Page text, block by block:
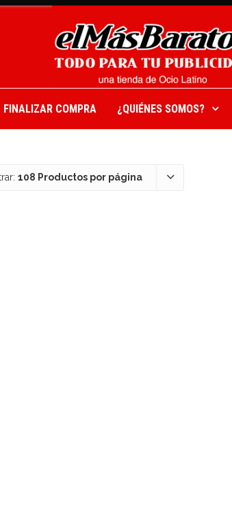
FINALIZAR COMPRA ¿QUIÉNES SOMOS?
108 Productos por página